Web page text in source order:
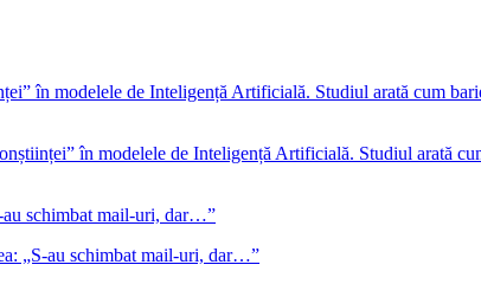
în modelele de Inteligență Artificială. Studiul arată
„S-au schimbat mail-uri, dar…”